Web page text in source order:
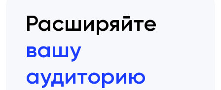
Расширяйте
вашу
аудиторию